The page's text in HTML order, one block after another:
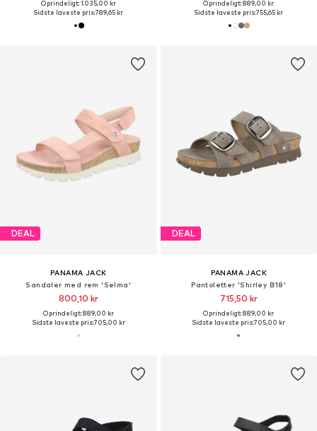
Oprindeligt: 1.035,00 kr
Sidste laveste pris:789,65 kr
Oprindeligt: 889,00 kr
Sidste laveste pris:755,65 kr
DEAL
PANAMA JACK
Sandaler med rem 'Selma'
800,10 kr
Oprindeligt: 889,00 kr
Sidste laveste pris:705,00 kr
DEAL
PANAMA JACK
Pantoletter 'Shirley B18'
715,50 kr
Oprindeligt: 889,00 kr
Sidste laveste pris:705,00 kr